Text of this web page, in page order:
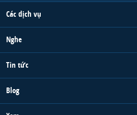
Các dịch vụ
Nghe
Tin tức
Blog